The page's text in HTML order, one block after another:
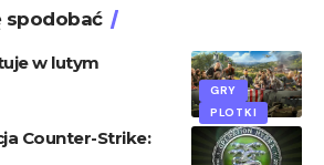
spodobać
GRY
PLOTKI
w lutym
Counter-Strike: